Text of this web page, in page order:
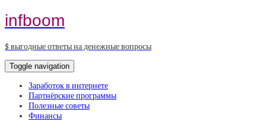
infboom
$ выгодные ответы на денежные вопросы
Toggle navigation
Заработок в интернете
Партнёрские программы
Полезные советы
Финансы